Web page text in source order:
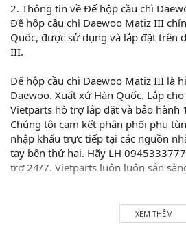
2. Thông tin về Đế hộp cầu chì
Đế hộp cầu chì Daewoo Matiz III
Quốc, được sử dụng và lắp đặt trên
III.
Đế hộp cầu chì Daewoo Matiz III là
Daewoo. Xuất xứ Hàn Quốc. Lắp
Vietparts hỗ trợ lắp đặt và bảo hành
Chúng tôi cam kết phân phối phụ
nhập khẩu trực tiếp tại các nguồn
tay bên thứ hai. Hãy LH
trợ 24/7. Vietparts luôn luôn sẵn
XEM THÊM